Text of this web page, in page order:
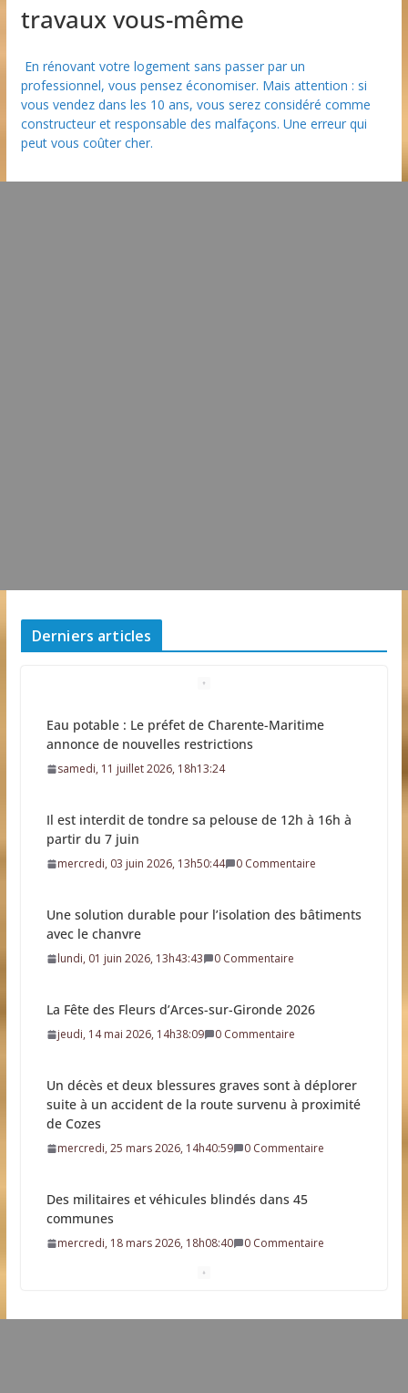
travaux vous-même
En rénovant votre logement sans passer par un
professionnel, vous pensez économiser. Mais attention : si
vous vendez dans les 10 ans, vous serez considéré comme
constructeur et responsable des malfaçons. Une erreur qui
peut vous coûter cher.
Derniers articles
Il est interdit de tondre sa pelouse de 12h à 16h à
partir du 7 juin
mercredi, 03 juin 2026, 13h50:44
Une solution durable pour l’isolation des bâtiments
avec le chanvre
lundi, 01 juin 2026, 13h43:43 0 Commentaire
La Fête des Fleurs d’Arces-sur-Gironde 2026
jeudi, 14 mai 2026, 14h38:09
suite à un accident de la route survenu à proximité
de Cozes
Des militaires et véhicules blindés dans 45
communes
mercredi, 18 mars 2026, 18h08:40 0 Commentaire
Résultat élection municipale 2026
dimanche, 15 mars 2026, 21h19:34
Dates clés des élections municipales 2026